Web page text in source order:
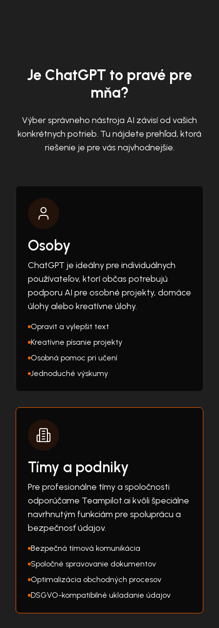
Je ChatGPT to pravé pre
mňa?
Výber správneho nástroja AI závisí od vašich
konkrétnych potrieb. Tu nájdete prehľad, ktorá
riešenie je pre vás najvhodnejšie.
Osoby
ChatGPT je ideálny pre individuálnych
používateľov, ktorí občas potrebujú
podporu AI pre osobné projekty, domáce
úlohy alebo kreatívne úlohy.
Opravit a vylepšit text
Kreatívne písanie projekty
Osobná pomoc pri učení
Jednoduché výskumy
Tímy a podniky
Pre profesionálne tímy a spoločnosti
odporúčame Teampilot.ai kvôli špeciálne
navrhnutým funkciám pre spoluprácu a
bezpečnosť údajov.
Bezpečná tímová komunikácia
Spoločné spravovanie dokumentov
Optimalizácia obchodných procesov
DSGVO-kompatibilné ukladanie údajov